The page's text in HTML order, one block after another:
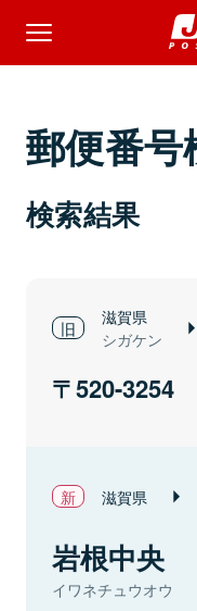
郵便番号
検索結果
滋賀県
シガケン
520-3254
滋賀県
岩根中央
イワネチュウオウ